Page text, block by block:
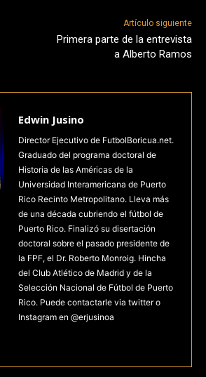
Artículo siguiente
Primera parte de la entrevista
a Alberto Ramos
Edwin Jusino
Director Ejecutivo de FutbolBoricua.net.
Graduado del programa doctoral de
Historia de las Américas de la
Universidad Interamericana de Puerto
Rico Recinto Metropolitano. Lleva más
de una década cubriendo el fútbol de
Puerto Rico. Finalizó su disertación
doctoral sobre el pasado presidente de
la FPF, el Dr. Roberto Monroig. Hincha
del Club Atlético de Madrid y de la
Selección Nacional de Fútbol de Puerto
Rico. Puede contactarle via twitter o
Instagram en @erjusinoa